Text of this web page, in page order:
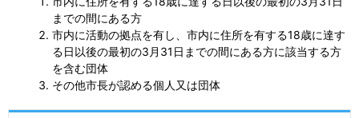
までの間にある方
市内に活動の拠点を有し、市内に住所を有する18歳に達す
る日以後の最初の3月31日までの間にある方に該当する方
を含む団体
その他市長が認める個人又は団体